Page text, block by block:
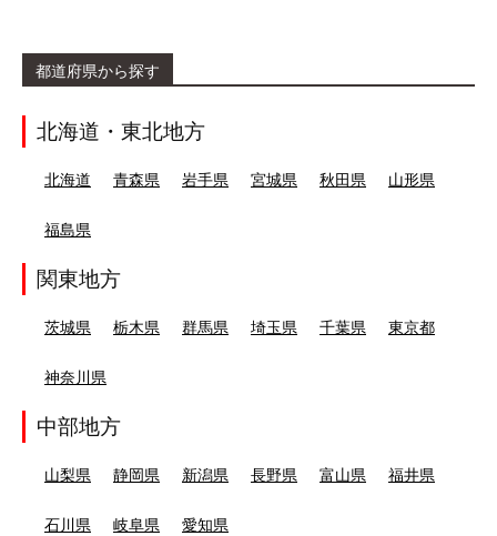
都道府県から探す
北海道・東北地方
北海道 青森県 岩手県 宮城県 秋田県 山形県
福島県
関東地方
茨城県 栃木県 群馬県 埼玉県 千葉県 東京都
神奈川県
中部地方
山梨県 静岡県 新潟県 長野県 富山県 福井県
石川県 岐阜県 愛知県